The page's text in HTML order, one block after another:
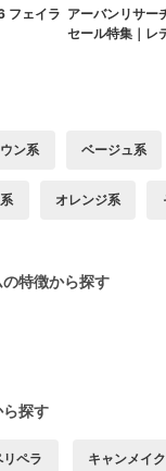
フェイラ アーバンリサー
セール特集｜レ
ン系 ベージュ系
オレンジ系
特徴から探す
探す
リペラ キャンメイク